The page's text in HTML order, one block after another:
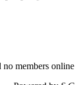
no members online